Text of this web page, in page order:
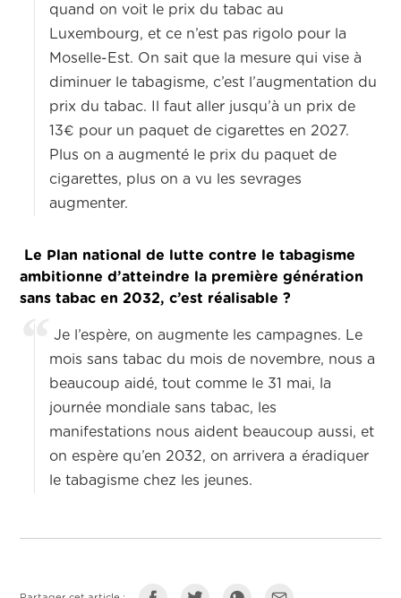
quand on voit le prix du tabac au
Luxembourg, et ce n’est pas rigolo pour la
Moselle-Est. On sait que la mesure qui vise à
diminuer le tabagisme, c’est l’augmentation du
prix du tabac. Il faut aller jusqu’à un prix de
13€ pour un paquet de cigarettes en 2027.
Plus on a augmenté le prix du paquet de
cigarettes, plus on a vu les sevrages
augmenter.
Le Plan national de lutte contre le tabagisme
ambitionne d’atteindre la première génération
sans tabac en 2032, c’est réalisable ?
Je l’espère, on augmente les campagnes. Le
mois sans tabac du mois de novembre, nous a
beaucoup aidé, tout comme le 31 mai, la
journée mondiale sans tabac, les
manifestations nous aident beaucoup aussi, et
on espère qu’en 2032, on arrivera a éradiquer
le tabagisme chez les jeunes.